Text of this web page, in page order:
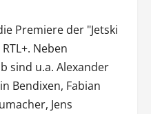
Premiere der "Jetski
RTL+. Neben
sind u.a. Alexander
Bendixen, Fabian
Jens